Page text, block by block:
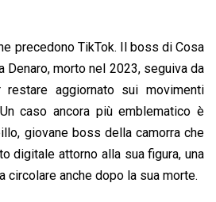
precedono TikTok. Il boss di Cosa
Denaro, morto nel 2023, seguiva da
aggiornato sui movimenti
caso ancora più emblematico è
giovane boss della camorra che
digitale attorno alla sua figura, una
circolare anche dopo la sua morte.